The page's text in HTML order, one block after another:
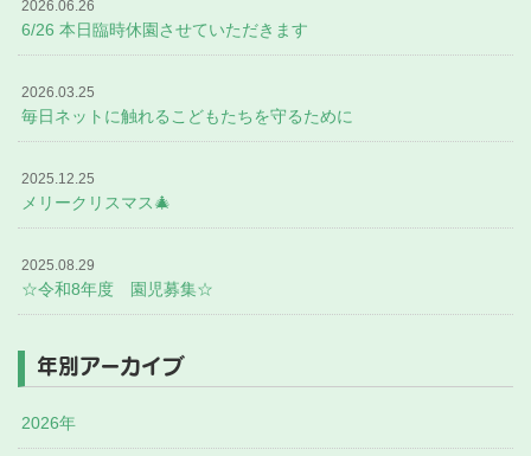
2026.06.26
6/26 本日臨時休園させていただきます
2026.03.25
毎日ネットに触れるこどもたちを守るために
2025.12.25
メリークリスマス🎄
2025.08.29
☆令和8年度 園児募集☆
年別アーカイブ
2026年